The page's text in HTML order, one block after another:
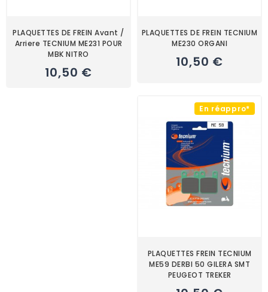
PLAQUETTES DE FREIN Avant /
Arriere TECNIUM ME231 POUR
MBK NITRO
10,50 €
PLAQUETTES DE FREIN TECNIUM
ME230 ORGANI
10,50 €
En réappro*
PLAQUETTES FREIN TECNIUM
ME59 DERBI 50 GILERA SMT
PEUGEOT TREKER